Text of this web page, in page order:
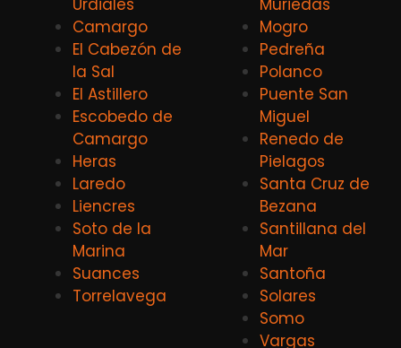
Camargo
El Cabezón de
la Sal
El Astillero
Escobedo de
Camargo
Heras
Laredo
Liencres
Soto de la
Marina
Suances
Torrelavega
Mogro
Pedreña
Polanco
Puente San
Miguel
Renedo de
Pielagos
Santa Cruz de
Bezana
Santillana del
Mar
Santoña
Solares
Somo
Vargas